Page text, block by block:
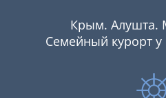
Крым. Алушта.
Семейный курорт